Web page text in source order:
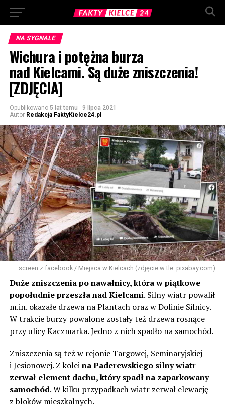
NA SYGNALE
Wichura i potężna burza
nad Kielcami. Są duże zniszczenia!
[ZDJĘCIA]
Opublikowano 5 lat temu - 9 lipca 2021
Autor Redakcja FaktyKielce24.pl
screen z facebook / Miejsca w Kielcach (zdjęcie w tle: pixabay.com)
Duże zniszczenia po nawałnicy, która w piątkowe
popołudnie przeszła nad Kielcami. Silny wiatr powalił
m.in. okazałe drzewa na Plantach oraz w Dolinie Silnicy.
W trakcie burzy powalone zostały też drzewa rosnące
przy ulicy Kaczmarka. Jedno z nich spadło na samochód.
Zniszczenia są też w rejonie Targowej, Seminaryjskiej
i Jesionowej. Z koleina Paderewskiego silny wiatr
zerwał element dachu, który spadł na zaparkowany
samochód. W kilku przypadkach wiatr zerwał elewację
z bloków mieszkalnych.